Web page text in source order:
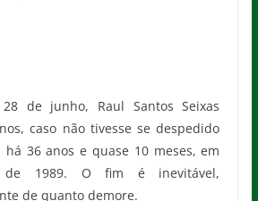
de junho, Raul Santos Seixas
caso não tivesse se despedido
36 anos e quase 10 meses, em
1989. O fim é inevitável,
de quanto demore.